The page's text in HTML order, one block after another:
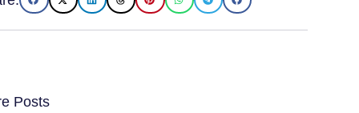
Posts